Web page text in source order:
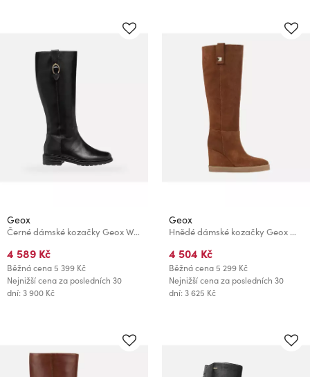
Geox
Černé dámské kozačky Geox Walk Pleasure
4 589 Kč
Běžná cena5 399 Kč
Nejnižší cena za posledních 30
dní: 3 900 Kč
Geox
Hnědé dámské kozačky Geox Wedge
4 504 Kč
Běžná cena5 299 Kč
Nejnižší cena za posledních 30
dní: 3 625 Kč